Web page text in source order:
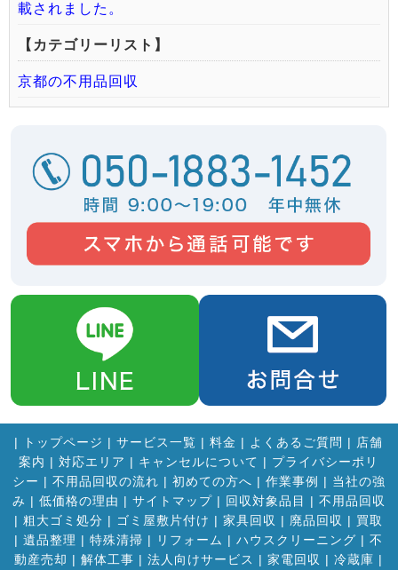
載されました。
【カテゴリーリスト】
京都の不用品回収
| トップページ | サービス一覧 | 料金 | よくあるご質問 | 店舗
案内 | 対応エリア | キャンセルについて | プライバシーポリ
シー | 不用品回収の流れ | 初めての方へ | 作業事例 | 当社の強
み | 低価格の理由 | サイトマップ| 回収対象品目 | 不用品回収
| 粗大ゴミ処分 | ゴミ屋敷片付け | 家具回収 | 廃品回収 | 買取
| 遺品整理 | 特殊清掃 | リフォーム | ハウスクリーニング | 不
動産売却 | 解体工事 | 法人向けサービス | 家電回収 | 冷蔵庫 |